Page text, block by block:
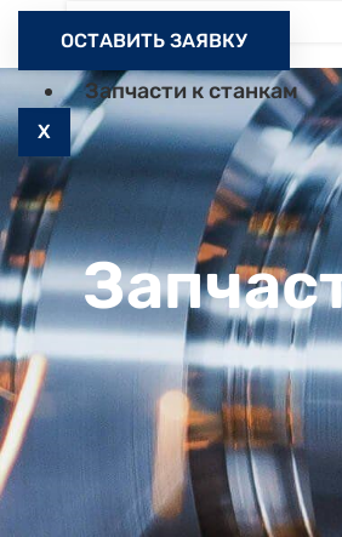
Запчасти к станкам
X
ОСТАВИТЬ ЗАЯВКУ